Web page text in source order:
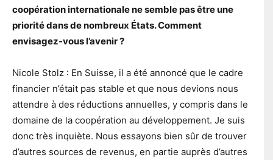
coopération internationale ne semble pas être une
priorité dans de nombreux États. Comment
envisagez-vous l’avenir ?
Nicole Stolz : En Suisse, il a été annoncé que le cadre
financier n’était pas stable et que nous devions nous
attendre à des réductions annuelles, y compris dans le
domaine de la coopération au développement. Je suis
donc très inquiète. Nous essayons bien sûr de trouver
d’autres sources de revenus, en partie auprès d’autres